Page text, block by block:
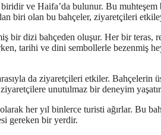
ve Haifa’da bulunur. Bu
biri olan bu bahçeler, ziyaretçileri
bir dizi bahçeden oluşur. Her bir teras,
tarihi ve dini sembollerle bezenmiş
da ziyaretçileri etkiler. Bahçelerin
unutulmaz bir deneyim
her yıl binlerce turisti ağırlar. Bu
gereken bir yerdir.